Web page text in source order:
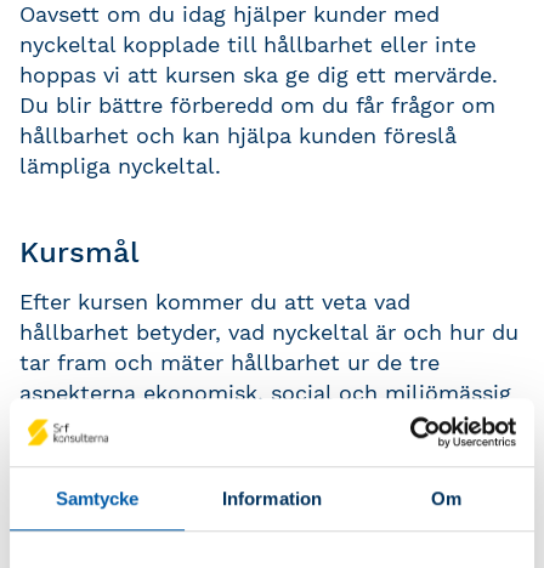
Samtycke Information Om
Oavsett om du idag hjälper kunder med
nyckeltal kopplade till hållbarhet eller inte
hoppas vi att kursen ska ge dig ett mervärde.
Du blir bättre förberedd om du får frågor om
hållbarhet och kan hjälpa kunden föreslå
lämpliga nyckeltal.
Kursmål
Efter kursen kommer du att veta vad
hållbarhet betyder, vad nyckeltal är och hur du
tar fram och mäter hållbarhet ur de tre
aspekterna ekonomisk, social och miljömässig
hållbarhet.
Kursinnehåll